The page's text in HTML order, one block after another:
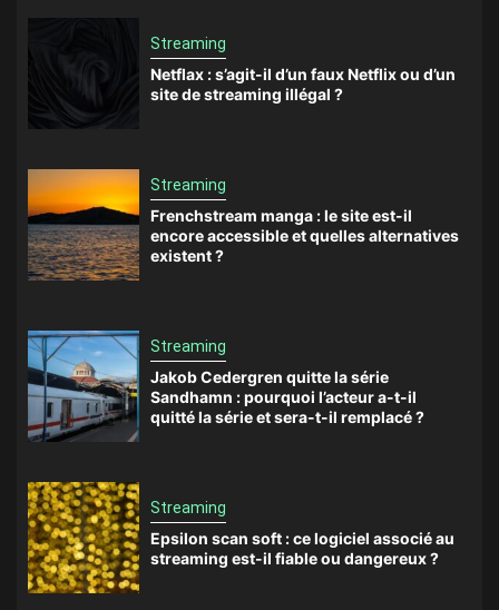
Streaming
Netflax : s’agit-il d’un faux Netflix ou d’un
site de streaming illégal ?
Streaming
Frenchstream manga : le site est-il
encore accessible et quelles alternatives
existent ?
Streaming
Jakob Cedergren quitte la série
Sandhamn : pourquoi l’acteur a-t-il
quitté la série et sera-t-il remplacé ?
Streaming
Epsilon scan soft : ce logiciel associé au
streaming est-il fiable ou dangereux ?